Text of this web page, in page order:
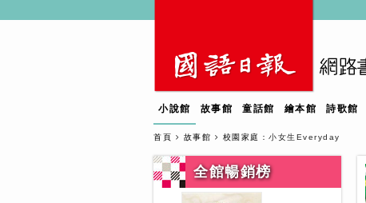
小說館 故事館 童話館 繪本館 詩歌館
首頁 故事館 校園家庭 ：小女生Everyday
全館暢銷榜